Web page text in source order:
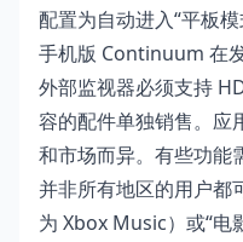
配置为自动进入“平板模
手机版 Continuum 在
外部监视器必须支持
容的配件单独销售。应
和市场而异。有些功能
并非所有地区的用户都
为 Xbox Music）或“电